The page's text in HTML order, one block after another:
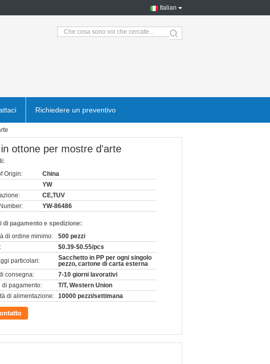
Italian
search
Richiedere un preventivo
ottone per mostre d'arte
Origin:
China
YW
CE,TUV
YW-86486
di pagamento e spedizione:
di ordine minimo:
500 pezzi
$0.39-$0.55/pcs
particolari:
Sacchetto in PP per ogni singolo
pezzo, cartone di carta esterna
consegna:
7-10 giorni lavorativi
di pagamento:
T/T, Western Union
di alimentazione: 10000 pezzi/settimana